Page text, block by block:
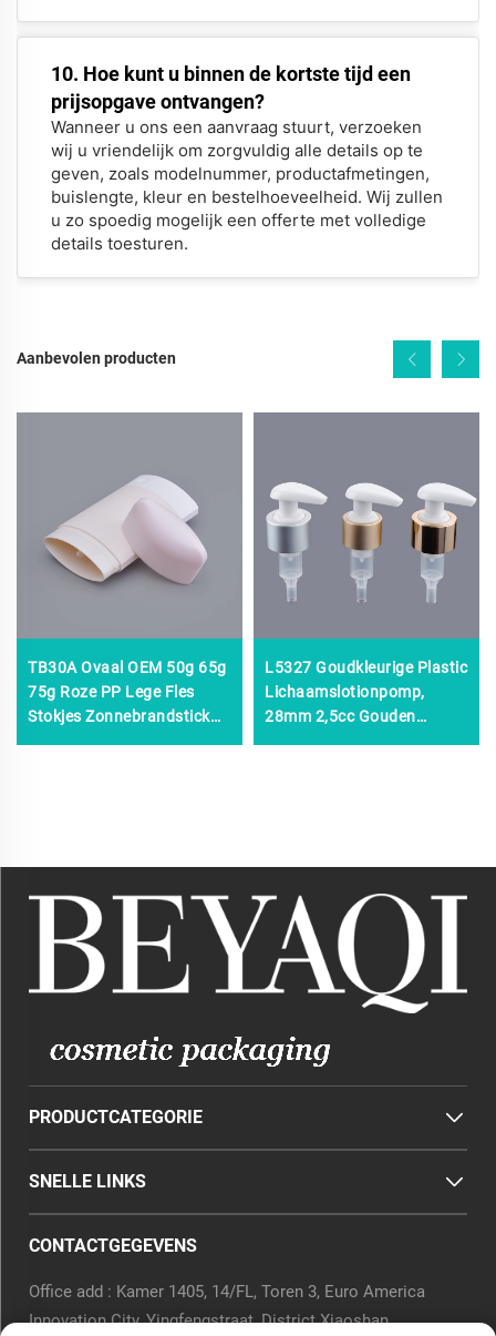
10. Hoe kunt u binnen de kortste tijd een
prijsopgave ontvangen?
Wanneer u ons een aanvraag stuurt, verzoeken
wij u vriendelijk om zorgvuldig alle details op te
geven, zoals modelnummer, productafmetingen,
buislengte, kleur en bestelhoeveelheid. Wij zullen
u zo spoedig mogelijk een offerte met volledige
details toesturen.
Aanbevolen producten
TB30A Ovaal OEM 50g 65g
75g Roze PP Lege Fles
Stokjes Zonnebrandstick
L5327 Goudkleurige Plastic
Lichaamslotionpomp,
28mm 2,5cc Gouden
PRODUCTCATEGORIE
SNELLE LINKS
CONTACTGEGEVENS
Office add : Kamer 1405, 14/FL, Toren 3, Euro America
Innovation City, Yingfengstraat, District Xiaoshan,